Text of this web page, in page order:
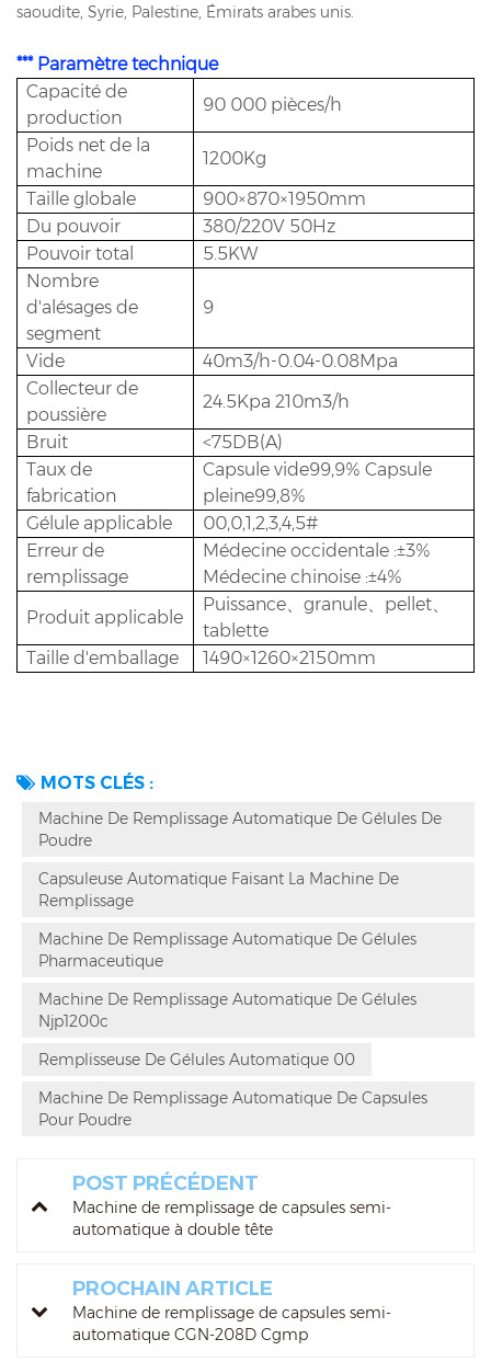
saoudite, Syrie, Palestine, Émirats arabes unis.
*** Paramètre technique
Capacité de
production
90 000 pièces/h
Poids net de la
machine
1200Kg
Taille globale
900×870×1950mm
Du pouvoir
380/220V 50Hz
Pouvoir total
5.5KW
Nombre
d'alésages de
segment
9
Vide
40m3/h-0.04-0.08Mpa
Collecteur de
poussière
24.5Kpa 210m3/h
Bruit
<75DB(A)
Taux de
fabrication
Capsule vide99,9% Capsule
pleine99,8%
Gélule applicable
00,0,1,2,3,4,5#
Erreur de
remplissage
Médecine occidentale :±3%
Médecine chinoise :±4%
Produit applicable
Puissance、granule、pellet、
tablette
Taille d'emballage
1490×1260×2150mm
MOTS CLÉS :
Machine De Remplissage Automatique De Gélules De
Poudre
Capsuleuse Automatique Faisant La Machine De
Remplissage
Machine De Remplissage Automatique De Gélules
Pharmaceutique
Machine De Remplissage Automatique De Gélules
Njp1200c
Remplisseuse De Gélules Automatique 00
Machine De Remplissage Automatique De Capsules
Pour Poudre
POST PRÉCÉDENT
Machine de remplissage de capsules semi-
automatique à double tête
PROCHAIN ARTICLE
Machine de remplissage de capsules semi-
automatique CGN-208D Cgmp